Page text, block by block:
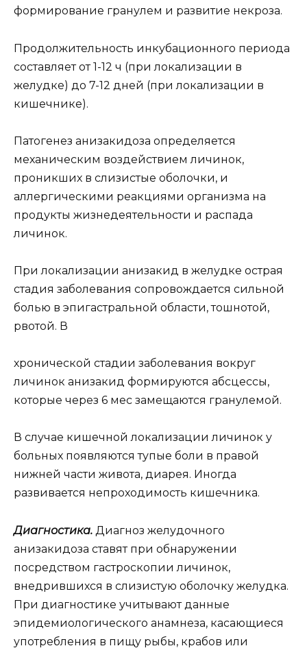
формирование гранулем и развитие некроза.
Продолжительность инкубационного периода
составляет от 1-12 ч (при локализации в
желудке) до 7-12 дней (при локализации в
кишечнике).
Патогенез анизакидоза определяется
механическим воздействием личинок,
проникших в слизистые оболочки, и
аллергическими реакциями организма на
продукты жизнедеятельности и распада
личинок.
При локализации анизакид в желудке острая
стадия заболевания сопровождается сильной
болью в эпигастральной области, тошнотой,
рвотой. В
хронической стадии заболевания вокруг
личинок анизакид формируются абсцессы,
которые через 6 мес замещаются гранулемой.
В случае кишечной локализации личинок у
больных появляются тупые боли в правой
нижней части живота, диарея. Иногда
развивается непроходимость кишечника.
Диагностика. Диагноз желудочного
анизакидоза ставят при обнаружении
посредством гастроскопии личинок,
внедрившихся в слизистую оболочку желудка.
При диагностике учитывают данные
эпидемиологического анамнеза, касающиеся
употребления в пищу рыбы, крабов или